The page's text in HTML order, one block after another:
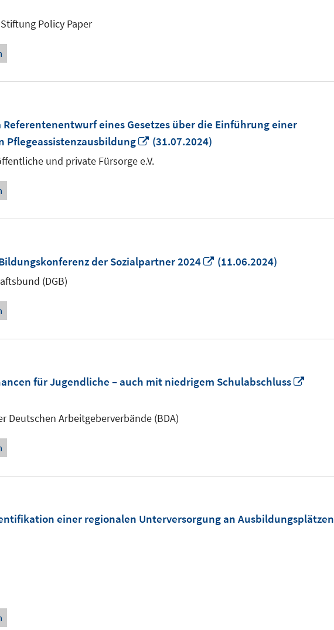
Policy Paper
eines Gesetzes über die Einführung einer
Pflegeassistenzausbildung
In
neuem
(31.07.2024)
und private Fürsorge e.V.
der Sozialpartner 2024
In
(11.06.2024)
(DGB)
für Jugendliche – auch mit niedrigem Schulabschluss
Deutschen Arbeitgeberverbände (BDA)
einer regionalen Unterversorgung an Ausbildungsplätzen